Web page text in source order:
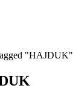
"HAJDUK"